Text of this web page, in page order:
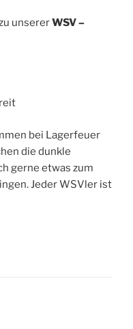
unsererWSV –
bei Lagerfeuer
die dunkle
gerne etwas zum
Jeder WSVler ist